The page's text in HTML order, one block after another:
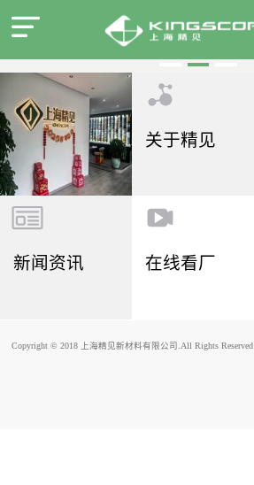
关于精见
新闻资讯 在线看厂
Copyright © 2018 上海精见新材料有限公司.All Rights Reserved